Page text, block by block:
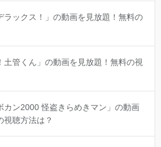
ラックス！」の動画を見放題！無料の
土管くん」の動画を見放題！無料の視
カン2000 怪盗きらめきマン」の動画
視聴方法は？